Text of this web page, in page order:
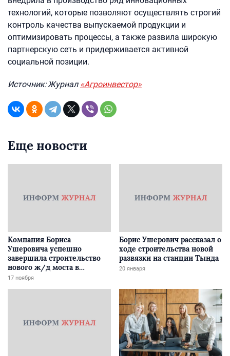
технологий, которые позволяют осуществлять строгий
контроль качества выпускаемой продукции и
оптимизировать процессы, а также развила широкую
партнерскую сеть и придерживается активной
социальной позиции.
Источник: Журнал «Агроинвестор»
Еще новости
Компания Бориса
Ушеровича успешно
завершила строительство
нового ж/д моста в
Забайкалье
17 ноября
Борис Ушерович рассказал о
ходе строительства новой
развязки на станции Тында
20 января